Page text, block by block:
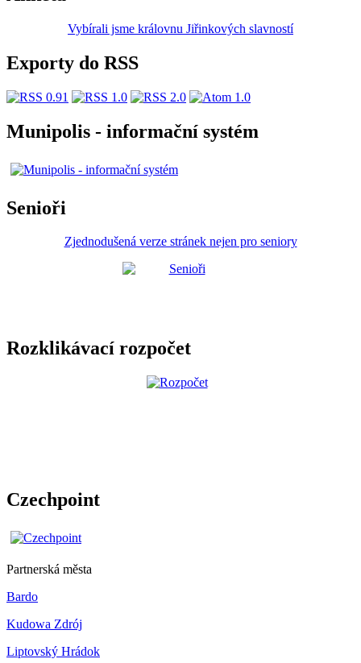
Vybírali jsme královnu Jiřinkových slavností
Exporty do RSS
Munipolis - informační systém
Senioři
Zjednodušená verze stránek nejen pro seniory
Rozklikávací rozpočet
Czechpoint
Partnerská města
Bardo
Kudowa Zdrój
Liptovský Hrádok